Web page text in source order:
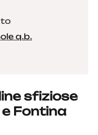
q.b.
sfiziose
Fontina